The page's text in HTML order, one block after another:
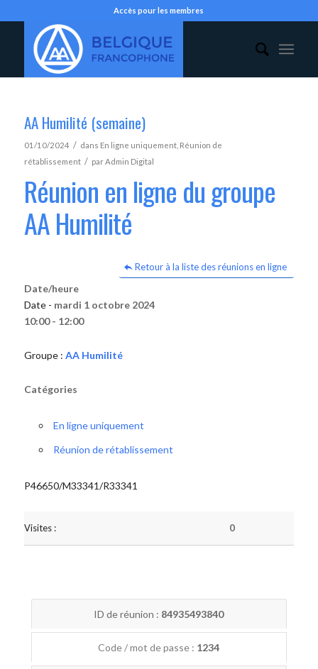
Accès pour les membres
AA Humilité (semaine)
01/10/2024 / dans En ligne uniquement, Réunion de
rétablissement / parAdmin Digital
Réunion en ligne du groupe
AA Humilité
Retour à la liste des réunions en ligne
Date/heure
Date - mardi 1 octobre 2024
10:00 - 12:00
Groupe : AA Humilité
Catégories
En ligne uniquement
Réunion de rétablissement
P46650/M33341/R33341
Visites : 0
ID de réunion : 84935493840
Code / mot de passe : 1234